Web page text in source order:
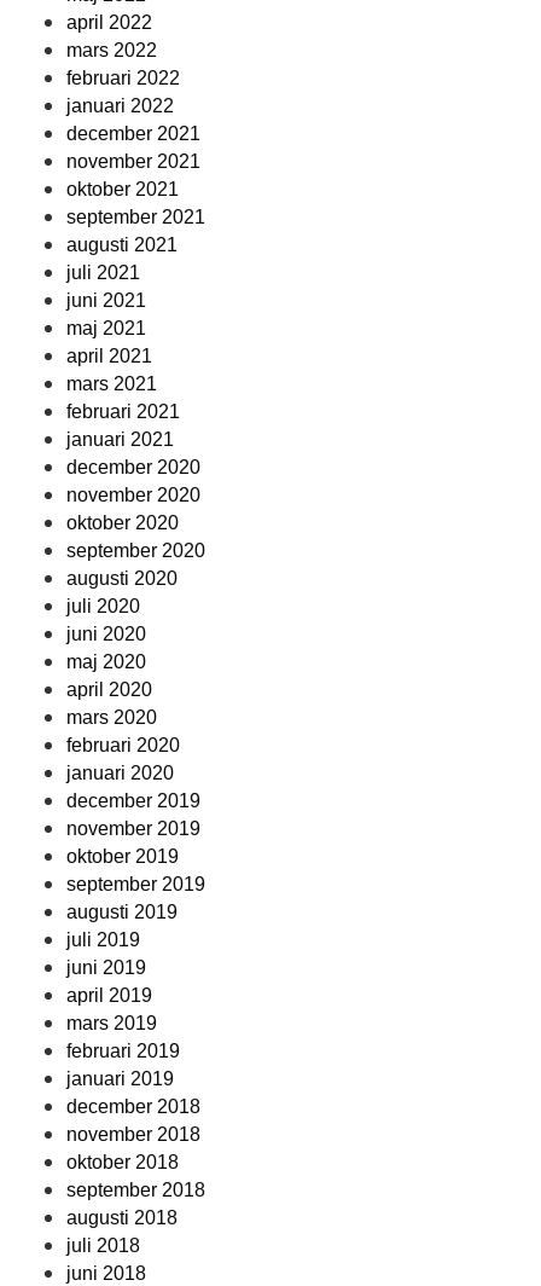
april 2022
mars 2022
februari 2022
januari 2022
december 2021
november 2021
oktober 2021
september 2021
augusti 2021
juli 2021
juni 2021
maj 2021
april 2021
mars 2021
februari 2021
januari 2021
december 2020
november 2020
oktober 2020
september 2020
augusti 2020
juli 2020
juni 2020
maj 2020
april 2020
mars 2020
februari 2020
januari 2020
december 2019
november 2019
oktober 2019
september 2019
augusti 2019
juli 2019
juni 2019
april 2019
mars 2019
februari 2019
januari 2019
december 2018
november 2018
oktober 2018
september 2018
augusti 2018
juli 2018
juni 2018